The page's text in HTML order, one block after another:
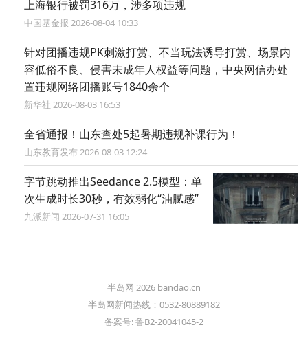
上海银行被罚316万，涉多项违规
中国基金报 2026-08-04 10:33
针对团播违规PK刺激打赏、不当玩法诱导打赏、场景内
容低俗不良、侵害未成年人权益等问题，中央网信办处
置违规网络团播账号1840余个
新华社 2026-08-03 16:53
全省通报！山东查处5起暑期违规补课行为！
山东教育发布 2026-08-03 12:24
字节跳动推出Seedance 2.5模型：单
次生成时长30秒，有效弱化“油腻感”
九派新闻 2026-07-31 16:05
半岛网 2026 bandao.cn
半岛网新闻热线：0532-80889182
备案号: 鲁B2-20041045-2